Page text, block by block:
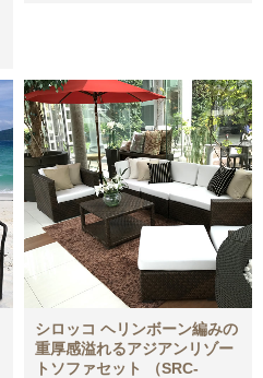
シロッコ ヘリンボーン編みの
重厚感溢れるアジアンリゾー
トソファセット （SRC-